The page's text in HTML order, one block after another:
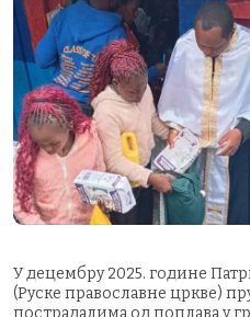
У децембру 2025. године
(Руске православне цркве)
пострадалима од поплава у